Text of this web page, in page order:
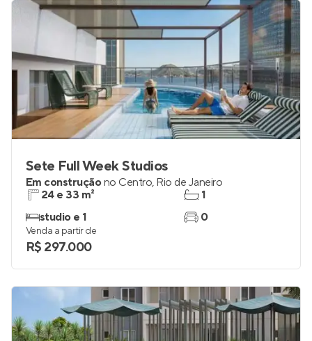
Sete Full Week Studios
Em construçãono Centro, Rio de Janeiro
24 e 33 m²
studio e 1
1
0
Venda a partir de
R$ 297.000